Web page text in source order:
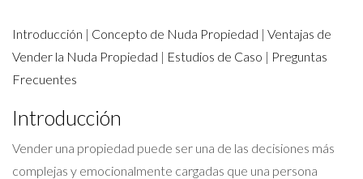
Introducción | Concepto de Nuda Propiedad | Ventajas de
Vender la Nuda Propiedad | Estudios de Caso | Preguntas
Frecuentes
Introducción
Vender una propiedad puede ser una de las decisiones más
complejas y emocionalmente cargadas que una persona